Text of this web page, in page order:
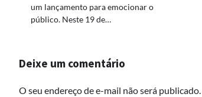
um lançamento para emocionar o
público. Neste 19 de…
Deixe um comentário
O seu endereço de e-mail não será publicado.